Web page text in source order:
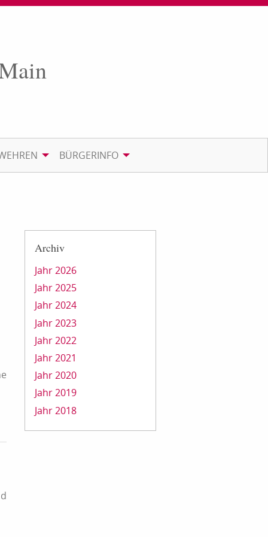
BÜRGERINFO
Archiv
Jahr 2026
Jahr 2025
Jahr 2024
Jahr 2023
Jahr 2022
Jahr 2021
Jahr 2020
Jahr 2019
Jahr 2018